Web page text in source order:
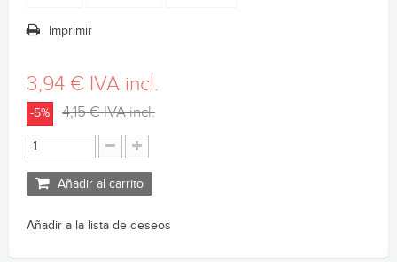
Imprimir
3,94 € IVA incl.
-5% 4,15 €IVA incl.
Añadir al carrito
Añadir a la lista de deseos